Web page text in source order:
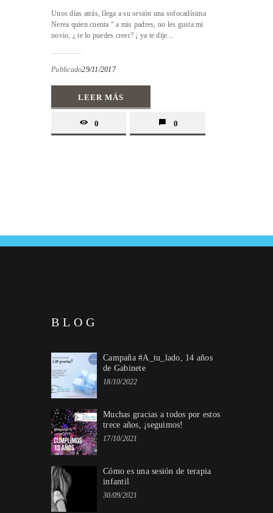
Unos días atrás, llega a su sesión una sofocadísima
Nerea quien cuenta “ a mis padres, no les gusta mi
novio, ¿ te lo puedes creer? ¡ ya te dije...
Publicado29/11/2017
LEER MÁS
0 0
BLOG
Campaña #A_tu_lado, 14 años
de Gabinete
18/10/2022
Muchas gracias a todos por estos
trece años, ¡seguimos!
17/10/2021
Cómo es una sesión de terapia
infantil
30/09/2021